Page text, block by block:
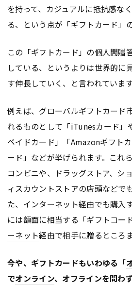
を持って、カジュアルに抵抗感な
る、という点が「ギフトカード」
この「ギフトカード」の個人間贈
している、というよりは世界的に
す伸長していく、と言われています
例えば、グローバルギフトカード
れるものとして「iTunesカード」
ペイドカード」「Amazonギフト
ード」などが挙げられます。これ
コンビニや、ドラッグストア、シ
ィスカウントストアの店頭などで
た、 インターネット経由でも購入
には額面に相当する「ギフトコー
ーネット経由で相手に贈るところ
今や、ギフトカードもいわゆる「
でオンライン、オフラインを問わ